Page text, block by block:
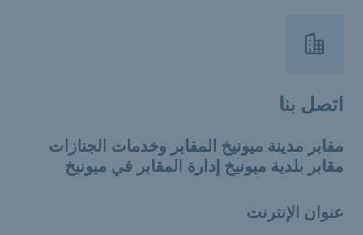
اتصل بنا
مقابر مدينة ميونيخ المقابر وخدمات الجنازات
مقابر بلدية ميونيخ إدارة المقابر في ميونيخ
عنوان الإنترنت